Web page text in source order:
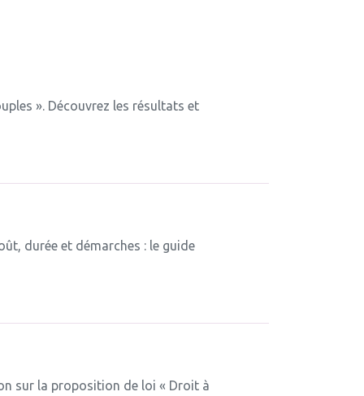
». Découvrez les résultats et
durée et démarches : le guide
sur la proposition de loi « Droit à